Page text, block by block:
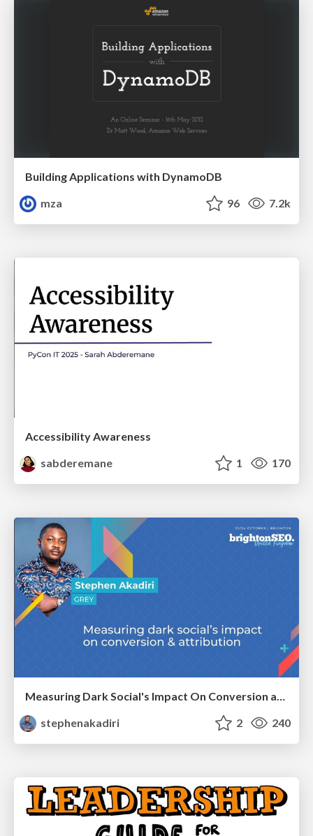
Building Applications with DynamoDB
mza
96 7.2k
Accessibility Awareness
sabderemane
1 170
Measuring Dark Social's Impact On Conversion and Attribution
stephenakadiri
2 240